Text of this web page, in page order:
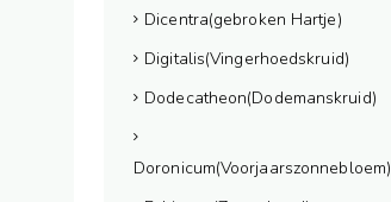
Dicentra(gebroken Hartje)
Digitalis(Vingerhoedskruid)
Dodecatheon(Dodemanskruid)
Doronicum(Voorjaarszonnebloem)